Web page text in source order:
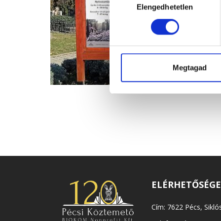
kiválasztásaElengedhetetlen
Megtagad
Cím: 7622 Pécs,